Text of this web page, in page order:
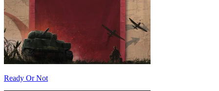
Ready Or Not